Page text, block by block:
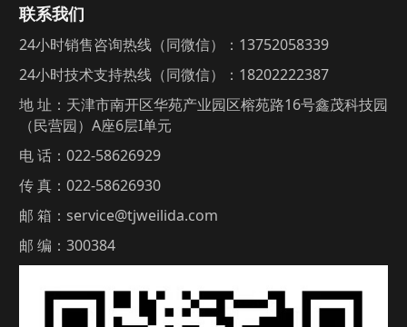
联系我们
24小时销售咨询热线（同微信）：13752058339
24小时技术支持热线（同微信）：18202222387
地 址：天津市南开区华苑产业园区榕苑路16号鑫茂科技园
（民营园）A座6层I单元
电 话：022-58626929
传 真：022-58626930
邮 箱：service@tjweilida.com
邮 编：300384